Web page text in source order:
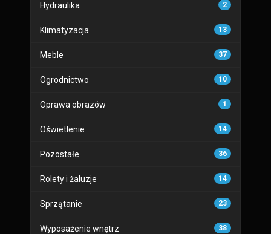
2
Hydraulika
13
Klimatyzacja
37
Meble
10
Ogrodnictwo
1
Oprawa obrazów
14
Oświetlenie
36
Pozostałe
14
Rolety i żaluzje
23
Sprzątanie
38
Wyposażenie wnętrz